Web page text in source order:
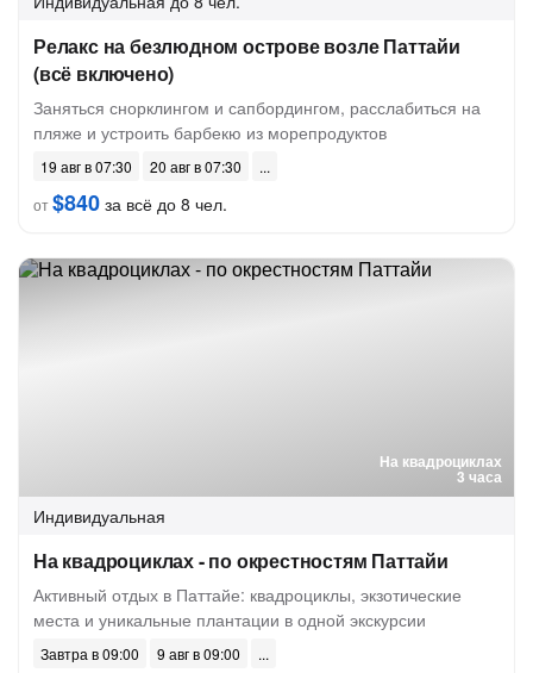
Релакс на безлюдном острове возле Паттайи
(всё включено)
Заняться снорклингом и сапбордингом, расслабиться на
пляже и устроить барбекю из морепродуктов
19 авг в 07:30
20 авг в 07:30
от$840 за всё до 8 чел.
На квадроциклах
3 часа
Индивидуальная
На квадроциклах - по окрестностям Паттайи
Активный отдых в Паттайе: квадроциклы, экзотические
места и уникальные плантации в одной экскурсии
Завтра в 09:00
9 авг в 09:00